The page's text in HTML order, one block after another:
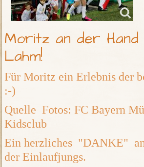
Moritz an der Hand
Lahm!
Für Moritz ein Erlebnis der
:-)
Quelle Fotos: FC Bayern
Kidsclub
Ein herzliches "DANKE"
der Einlaufjungs.